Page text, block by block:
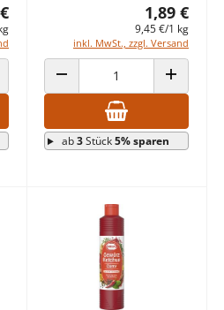
ERHÖHEN
1,89 €
9,45 €/1 kg
inkl. MwSt., zzgl. Versand
ANZAHL VERRINGERN ANZAHL
ab3Stück5% sparen